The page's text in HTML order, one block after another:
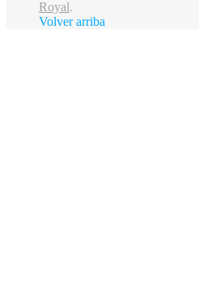
Royal.
Volver arriba